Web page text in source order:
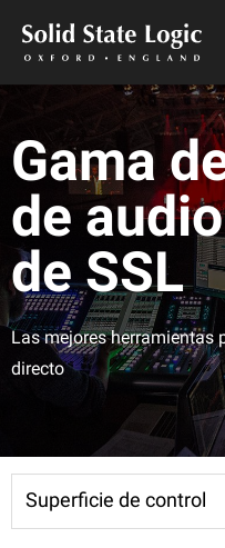
Gama
de
de SSL
Las mejores herramientas
directo
Superficie de control